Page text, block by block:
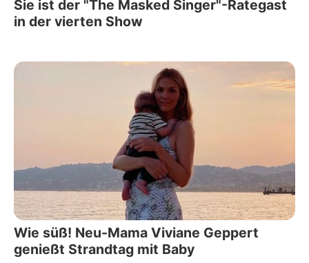
Sie ist der "The Masked Singer"-Rategast
in der vierten Show
Wie süß! Neu-Mama Viviane Geppert
genießt Strandtag mit Baby